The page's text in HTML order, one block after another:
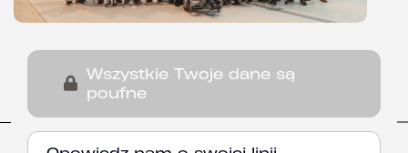
Wszystkie Twoje dane są
poufne